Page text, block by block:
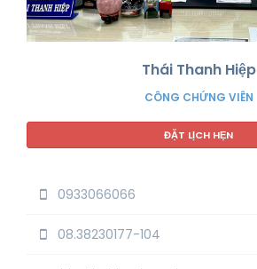
Thái Thanh Hiệp
CÔNG CHỨNG VIÊN
ĐẶT LỊCH HẸN
0933066066
08.38230177-104